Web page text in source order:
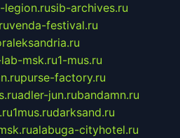
legion.rusib-archives.ru
venda-festival.ru
msk.ru1-mus.ru
purse-factory.ru
adler-jun.rubandamn.ru
1mus.rudarksand.ru
alabuga-cityhotel.ru